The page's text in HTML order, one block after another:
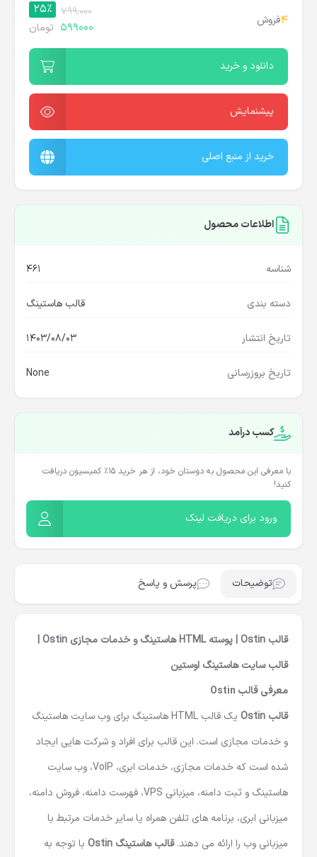
4فروش
799,000
25%
599000 تومان
دانلود و خرید
پیشنمایش
خرید از منبع اصلی
اطلاعات محصول
شناسه 461
دسته بندی قالب هاستینگ
تاریخ انتشار 1403/08/03
تاریخ بروزرسانی None
کسب درآمد
با معرفی این محصول به دوستان خود، از هر خرید ۱۵٪ کمیسیون دریافت
کنید!
ورود برای دریافت لینک
توضیحات پرسش و پاسخ
قالب Ostin | پوسته HTML هاستینگ و خدمات مجازی Ostin |
قالب سایت هاستینگ اوستین
معرفی قالب Ostin
قالب Ostin
یک قالب HTML هاستینگ
برای وب سایت هاستینگ
و خدمات مجازی است. این قالب برای افراد و شرکت هایی ایجاد
شده است که خدمات مجازی، خدمات ابری، VoIP، وب سایت
هاستینگ و ثبت دامنه، میزبانی VPS، فهرست دامنه، فروش دامنه،
میزبانی ابری، برنامه های تلفن همراه یا سایر خدمات مرتبط با
میزبانی وب را ارائه می دهند.قالب هاستینگ Ostin
با توجه به